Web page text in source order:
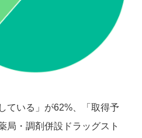
ている」が62%、「取得予
局・調剤併設ドラッグスト